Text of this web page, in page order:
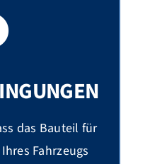
das Bauteil für
Fahrzeugs